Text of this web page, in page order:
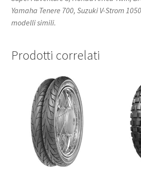
Yamaha Tenere 700, Suzuki V-Strom
modelli simili.
Prodotti correlati